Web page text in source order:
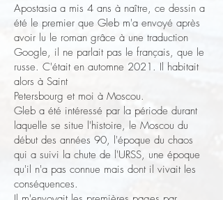
Apostasia a mis 4 ans à naître, ce dessin a
été le premier que Gleb m'a envoyé après
avoir lu le roman grâce à une traduction
Google, il ne parlait pas le français, que le
russe. C'était en automne 2021. Il habitait
alors à Saint
Petersbourg et moi à Moscou.
Gleb a été intéressé par la période durant
laquelle se situe l'histoire, le Moscou du
début des années 90, l'époque du chaos
qui a suivi la chute de l'URSS, une époque
qu'il n'a pas connue mais dont il vivait les
conséquences.